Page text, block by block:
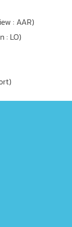
: AAR)
: LO)